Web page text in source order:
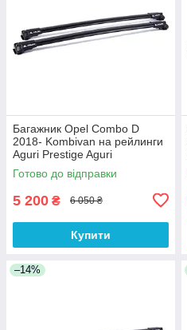
Багажник Opel Combo D
2018- Kombivan на рейлинги
Aguri Prestige Aguri
Готово до відправки
5 200 ₴ 6 050 ₴
Купити
–14%